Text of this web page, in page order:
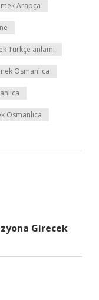
Arapça
Türkçe anlamı
Osmanlıca
Osmanlıca
Girecek